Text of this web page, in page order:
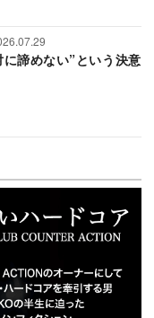
諦めない”という決意